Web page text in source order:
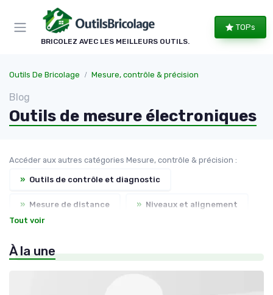
BRICOLEZ AVEC LES MEILLEURS OUTILS.
TOPs
Outils De Bricolage Mesure, contrôle & précision
Blog
Outils de mesure électroniques
Accéder aux autres catégories Mesure, contrôle & précision :
» Outils de contrôle et diagnostic
» Mesure de distance » Niveaux et alignement
Tout voir
À la une
Panneau de gestion des cookies